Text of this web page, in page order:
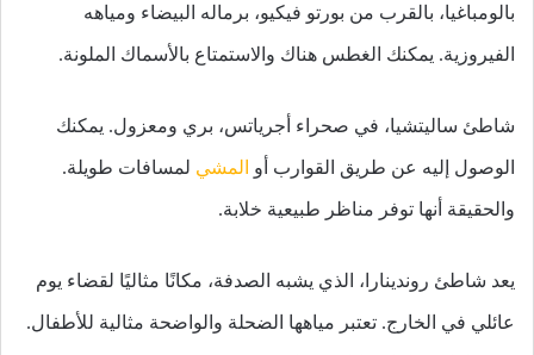
بالومباغيا، بالقرب من بورتو فيكيو، برماله البيضاء ومياهه
الفيروزية. يمكنك الغطس هناك والاستمتاع بالأسماك الملونة.
شاطئ ساليتشيا، في صحراء أجرياتس، بري ومعزول. يمكنك
الوصول إليه عن طريق القوارب أو المشي لمسافات طويلة.
والحقيقة أنها توفر مناظر طبيعية خلابة.
يعد شاطئ روندينارا، الذي يشبه الصدفة، مكانًا مثاليًا لقضاء يوم
عائلي في الخارج. تعتبر مياهها الضحلة والواضحة مثالية للأطفال.